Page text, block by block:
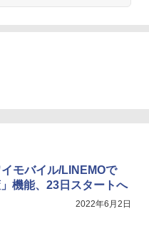
モバイル/LINEMOで
」機能、23日スタートへ
2022年6月2日